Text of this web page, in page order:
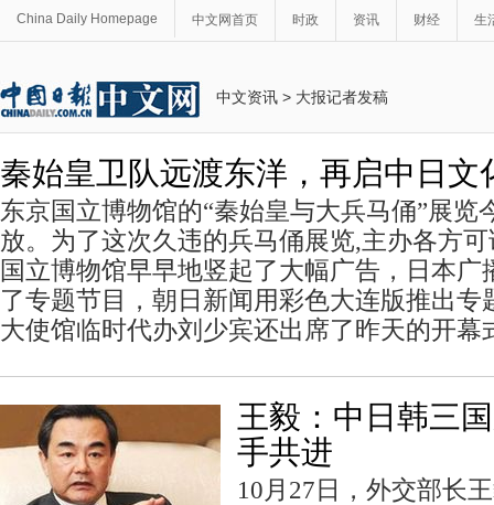
China Daily Homepage 中文网首页 时政 资讯 财经 生
中文资讯 > 大报记者发稿
秦始皇卫队远渡东洋，再启中日文
东京国立博物馆的“秦始皇与大兵马俑”展览
放。为了这次久违的兵马俑展览,主办各方
国立博物馆早早地竖起了大幅广告，日本
了专题节目，朝日新闻用彩色大连版推出专
大使馆临时代办刘少宾还出席了昨天的开幕
王毅：中日韩三
手共进
10月27日，外交部长